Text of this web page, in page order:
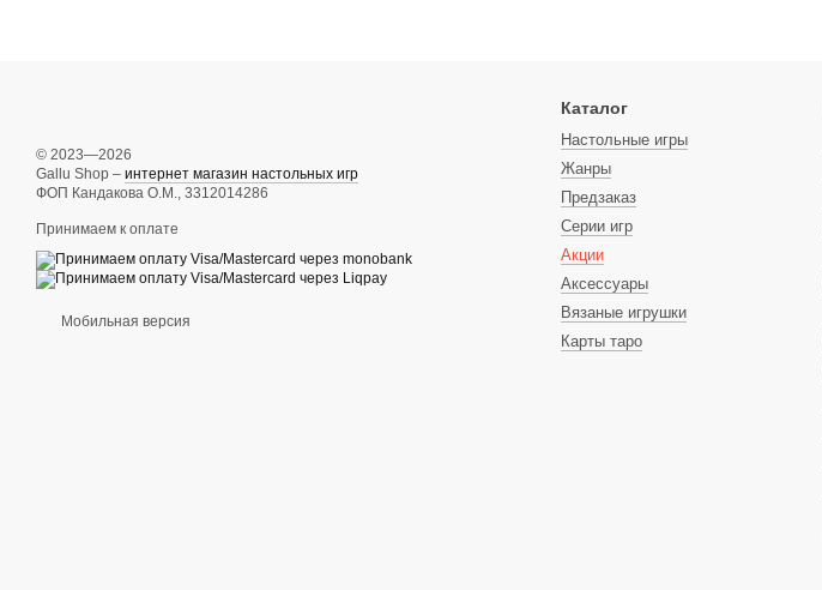
© 2023—2026
Gallu Shop – интернет магазин настольных игр
ФОП Кандакова О.М., 3312014286
Принимаем к оплате
Мобильная версия
Каталог
Настольные игры
Жанры
Предзаказ
Серии игр
Акции
Аксессуары
Вязаные игрушки
Карты таро